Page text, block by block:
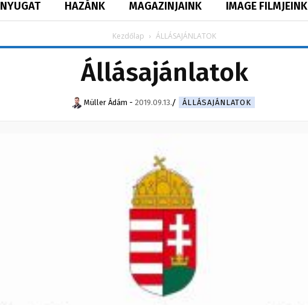
NYUGAT HAZÁNK MAGAZINJAINK IMAGE FILMJEINK
Kezdőlap ÁLLÁSAJÁNLATOK
Állásajánlatok
Müller Ádám - 2019.09.13. ÁLLÁSAJÁNLATOK